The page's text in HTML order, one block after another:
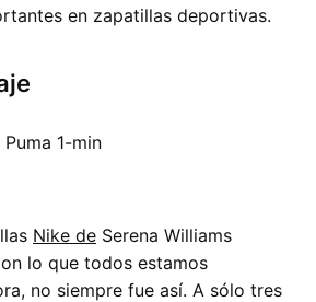
en zapatillas deportivas.
Nike de Serena Williams
lo que todos estamos
no siempre fue así. A sólo tres